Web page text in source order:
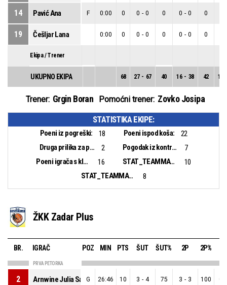
14 Pavić Ana F 0:00 0 0 - 0 0 0 - 0 0
19 Češljar Lana 0:00 0 0 - 0 0 0 - 0 0
Ekipa / Trener
UKUPNO EKIPA 68 27 - 67 40 16 - 38 42 11
Trener: Grgin Boran Pomoćni trener: Zovko Josipa
STATISTIKA EKIPE:
Poeni iz pogreški: 18 Poeni ispod koša:
22
Druga prilika za poen:
2 Pogodak iz kontranapada:
7
Poeni igrača s klupe:
16 STAT_TEAMMATCH_BASKETBALL_sBiggestLead_NAME:
10
STAT_TEAMMATCH_BASKETBALL_sBiggestScoringRun_NAME:
8
ŽKK Zadar Plus
BR. IGRAČ POZ MIN PTS ŠUT ŠUT% 2P 2P%
PRVA PETORKA
2 Arnwine Julia SaraG 26:46 10 3 - 4 75 3 - 3 100 0